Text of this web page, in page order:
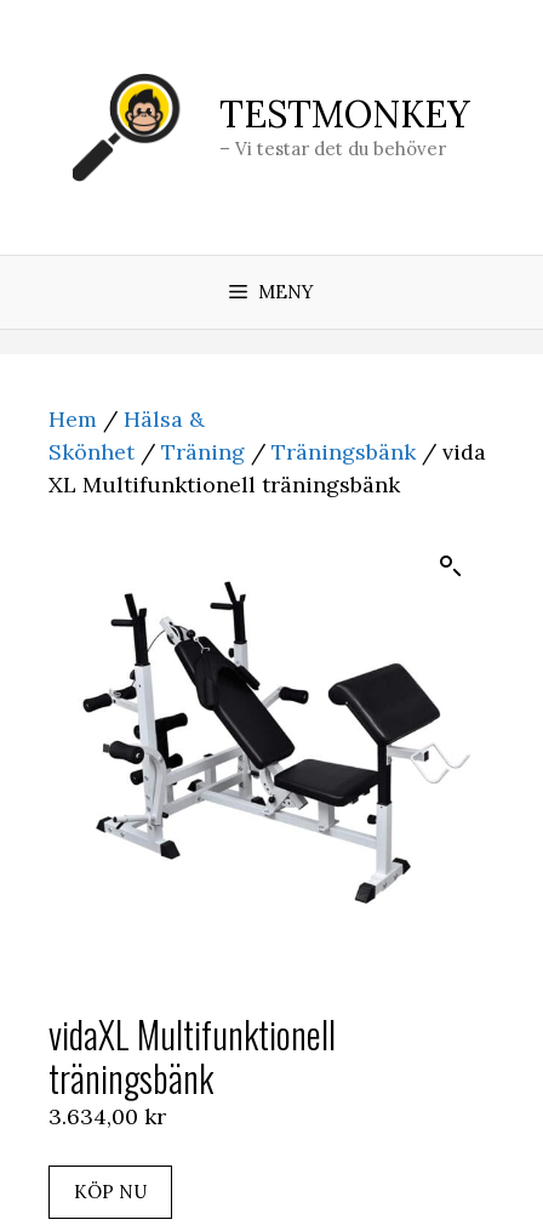
TESTMONKEY
– Vi testar det du behöver
MENY
Hem / Hälsa &
Skönhet/ Träning / Träningsbänk/ vida
XL Multifunktionell träningsbänk
vidaXL Multifunktionell
träningsbänk
3.634,00 kr
KÖP NU